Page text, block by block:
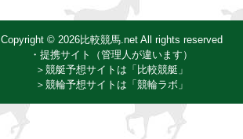
Copyright © 2026比較競馬.net All rights reserved
・提携サイト（管理人が違います）
＞競艇予想サイトは「比較競艇」
＞競輪予想サイトは「競輪ラボ」